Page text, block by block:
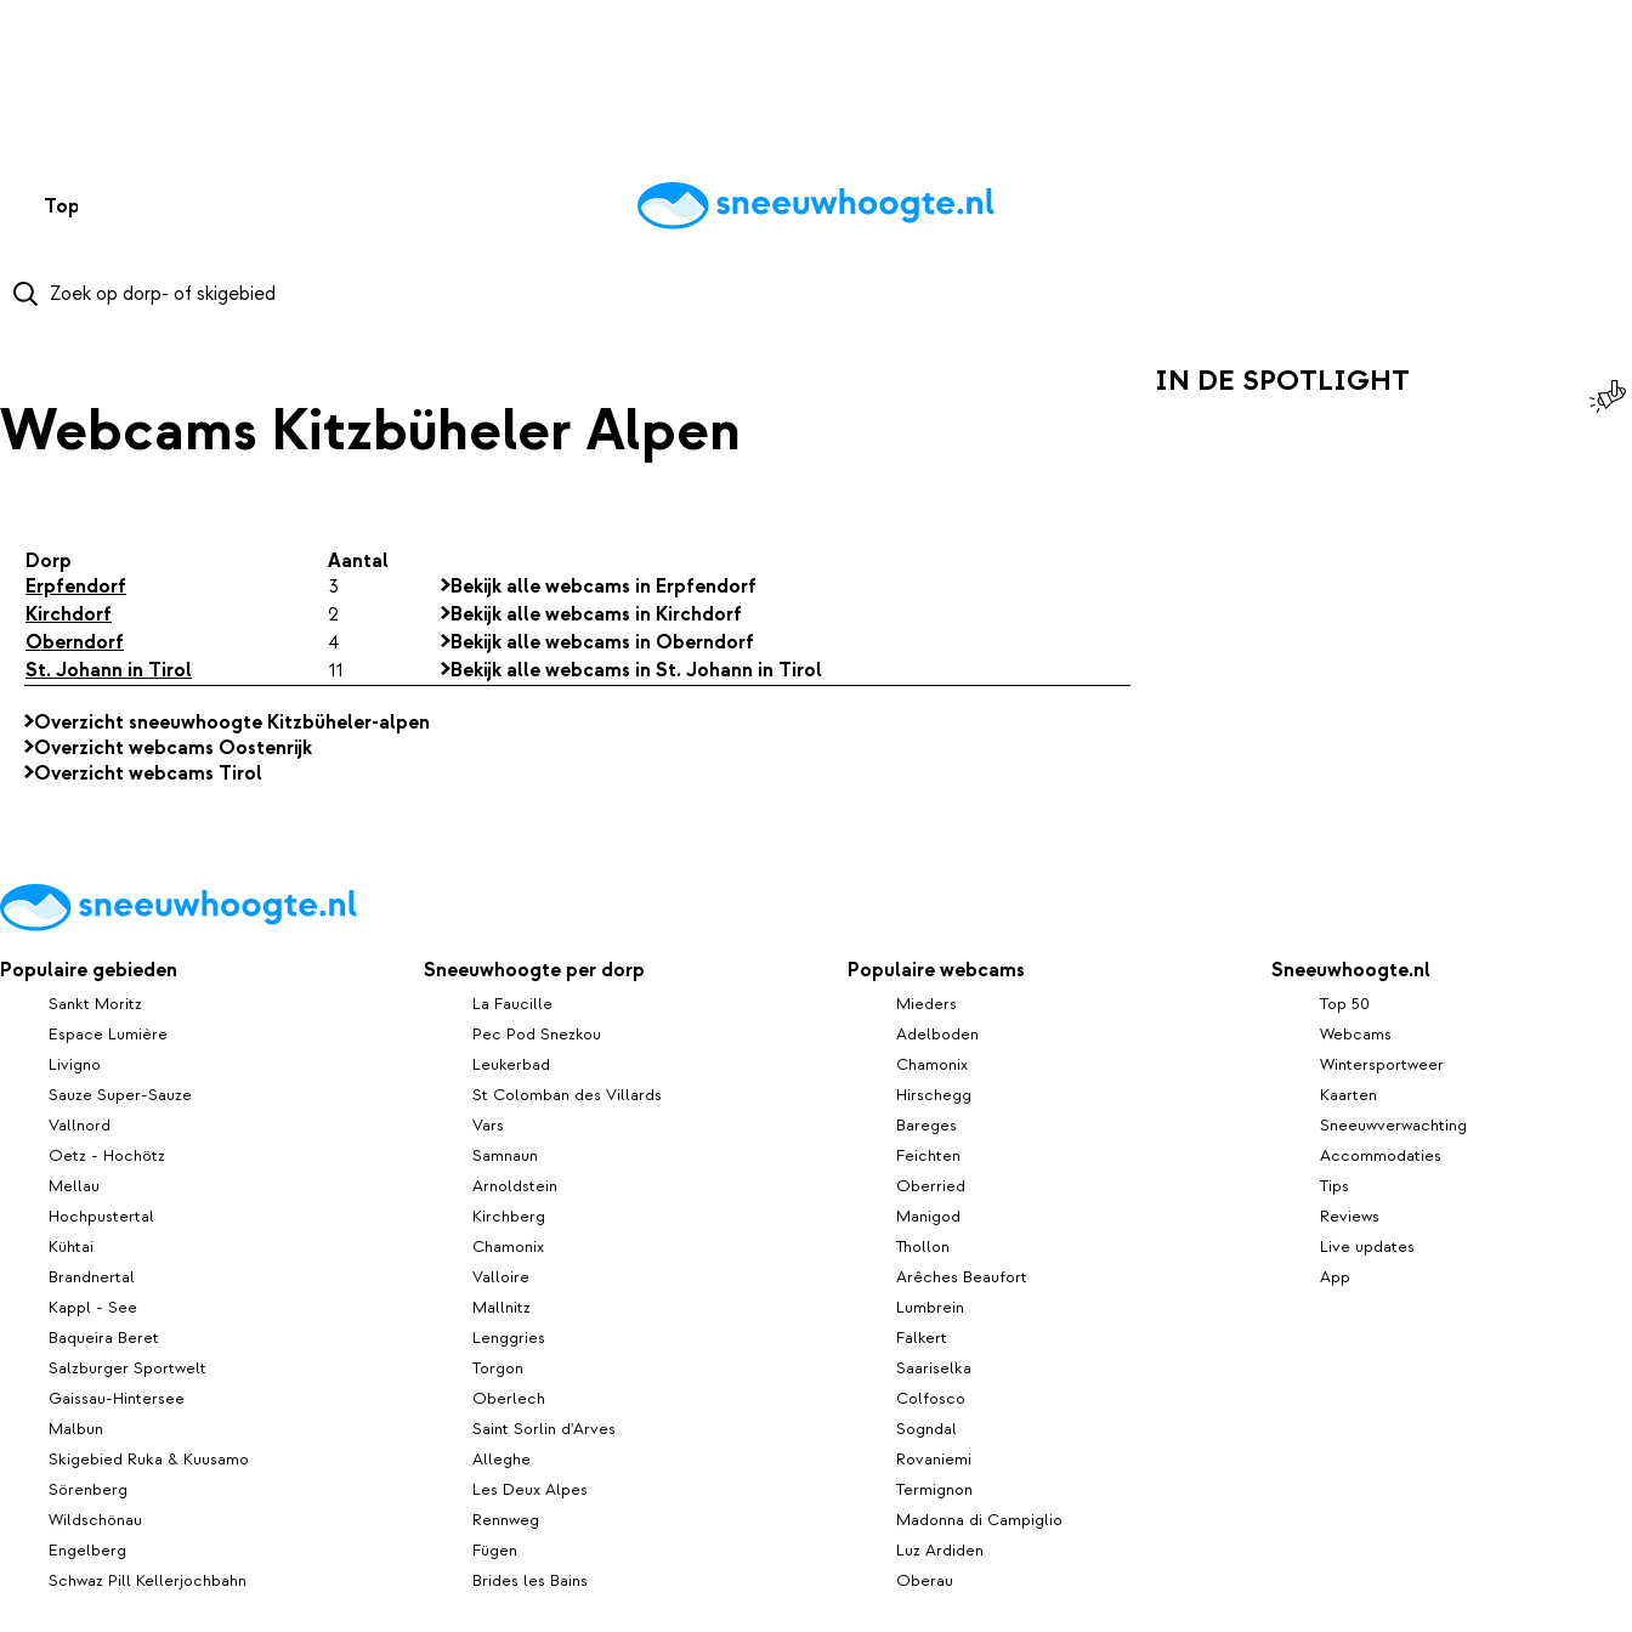
Top 50 AccommodatiesTipsReviewsLive updatesApp
Webcams Kitzbüheler Alpen
Dorp
Aantal
Erpfendorf
3
Bekijk alle webcams in Erpfendorf
Kirchdorf
2
Bekijk alle webcams in Kirchdorf
Oberndorf
4
Bekijk alle webcams in Oberndorf
St. Johann in Tirol
11 Bekijk alle webcams in St. Johann in Tirol
Overzicht sneeuwhoogte Kitzbüheler-alpen
Overzicht webcams Oostenrijk
Overzicht webcams Tirol
IN DE SPOTLIGHT
Populaire gebieden
Sankt Moritz
Espace Lumière
Livigno
Sauze Super-Sauze
Vallnord
Oetz - Hochötz
Mellau
Hochpustertal
Kühtai
Brandnertal
Kappl - See
Baqueira Beret
Salzburger Sportwelt
Gaissau-Hintersee
Malbun
Skigebied Ruka & Kuusamo
Sörenberg
Wildschönau
Engelberg
Schwaz Pill Kellerjochbahn
Sneeuwhoogte per dorp
La Faucille
Pec Pod Snezkou
Leukerbad
St Colomban des Villards
Vars
Samnaun
Arnoldstein
Kirchberg
Chamonix
Valloire
Mallnitz
Lenggries
Torgon
Oberlech
Saint Sorlin d'Arves
Alleghe
Les Deux Alpes
Rennweg
Fügen
Brides les Bains
Populaire webcams
Mieders
Adelboden
Chamonix
Hirschegg
Bareges
Feichten
Oberried
Manigod
Thollon
Arêches Beaufort
Lumbrein
Falkert
Saariselka
Colfosco
Sogndal
Rovaniemi
Termignon
Madonna di Campiglio
Luz Ardiden
Oberau
Sneeuwhoogte.nl
Top 50
Webcams
Wintersportweer
Kaarten
Sneeuwverwachting
Accommodaties
Tips
Reviews
Live updates
App